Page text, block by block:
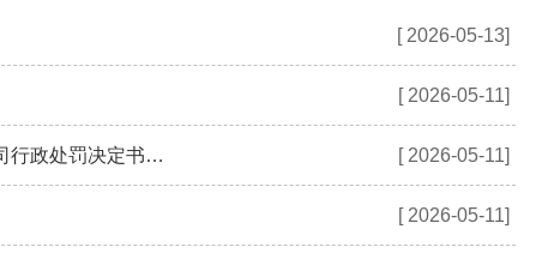
[ 2026-05-13]
[ 2026-05-11]
平顶山市新华区市场监督管理局关于吊销平顶山市金控财富物业服务有限公司行政处罚决定书送达公告 [ 2026-05-11]
[ 2026-05-11]